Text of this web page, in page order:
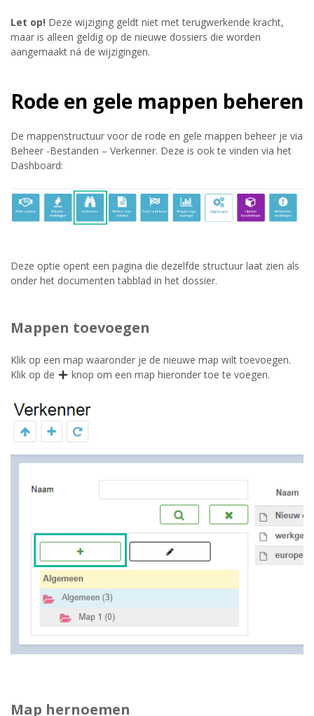
Let op! Deze wijziging geldt niet met terugwerkende kracht,
maar is alleen geldig op de nieuwe dossiers die worden
aangemaakt ná de wijzigingen.
Rode en gele mappen beheren
De mappenstructuur voor de rode en gele mappen beheer je via
Beheer -Bestanden – Verkenner. Deze is ook te vinden via het
Dashboard:
Deze optie opent een pagina die dezelfde structuur laat zien als
onder het documenten tabblad in het dossier.
Mappen toevoegen
Klik op een map waaronder je de nieuwe map wilt toevoegen.
Klik op de
knop om een map hieronder toe te voegen.
Map hernoemen